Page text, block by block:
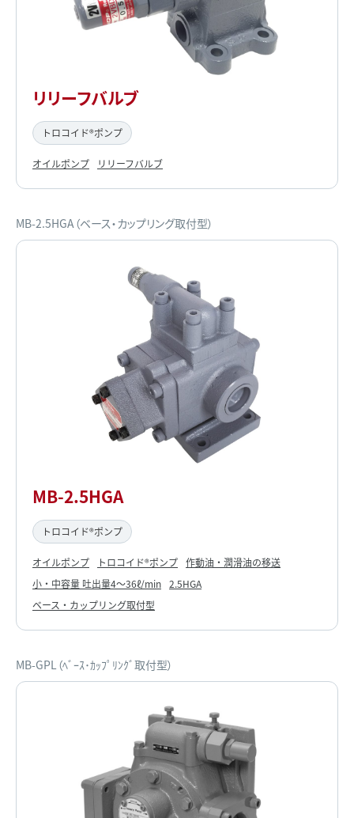
リリーフバルブ
トロコイド®ポンプ
オイルポンプ リリーフバルブ
MB-2.5HGA（ベース・カップリング取付型）
MB-2.5HGA
トロコイド®ポンプ
オイルポンプ トロコイド®ポンプ 作動油・潤滑油の移送
小・中容量 吐出量4～36ℓ/min 2.5HGA
ベース・カップリング取付型
MB-GPL（ﾍﾞｰｽ･ｶｯﾌﾟﾘﾝｸﾞ取付型）